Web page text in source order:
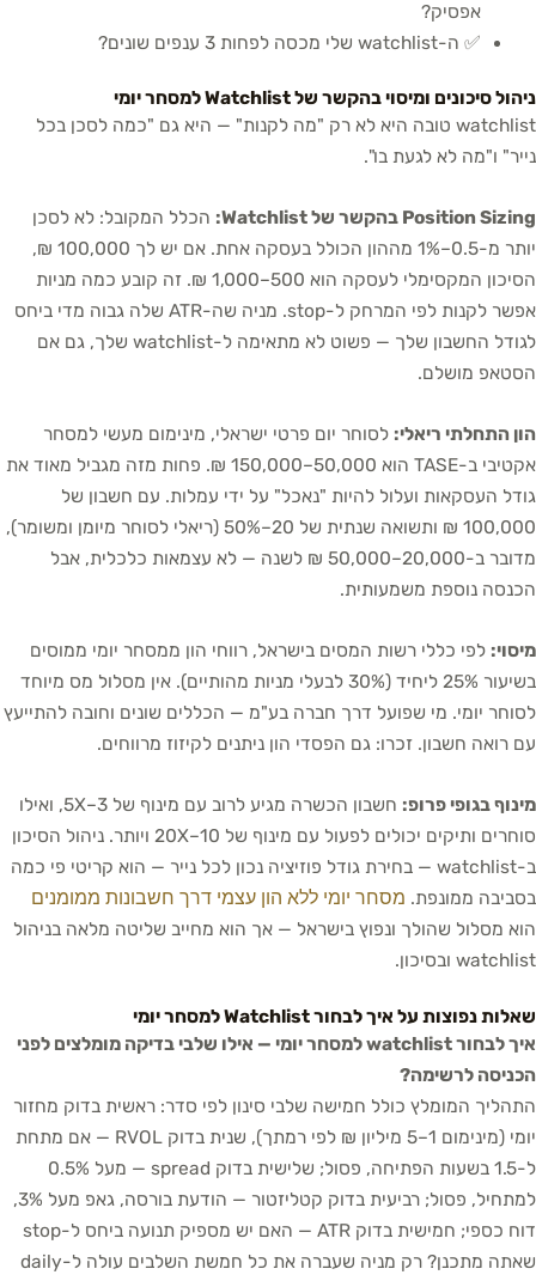
אפסיק?
✅ ה-watchlist שלי מכסה לפחות 3 ענפים שונים?
ניהול סיכונים ומיסוי בהקשר של Watchlist למסחר יומי
watchlist טובה היא לא רק "מה לקנות" — היא גם "כמה לסכן בכל
נייר" ו"מה לא לגעת בו".
Position Sizing בהקשר של Watchlist:
הכלל המקובל: לא לסכן
יותר מ-0.5–1% מההון הכולל בעסקה אחת. אם יש לך 100,000 ₪,
הסיכון המקסימלי לעסקה הוא 500–1,000 ₪. זה קובע כמה מניות
אפשר לקנות לפי המרחק ל-stop. מניה שה-ATR שלה גבוה מדי ביחס
לגודל החשבון שלך — פשוט לא מתאימה ל-watchlist שלך, גם אם
הסטאפ מושלם.
הון התחלתי ריאלי: לסוחר יום פרטי ישראלי, מינימום מעשי למסחר
אקטיבי ב-TASE הוא 50,000–150,000 ₪. פחות מזה מגביל מאוד את
גודל העסקאות ועלול להיות "נאכל" על ידי עמלות. עם חשבון של
100,000 ₪ ותשואה שנתית של 20–50% (ריאלי לסוחר מיומן ומשומר),
מדובר ב-20,000–50,000 ₪ לשנה — לא עצמאות כלכלית, אבל
הכנסה נוספת משמעותית.
מיסוי: לפי כללי רשות המסים בישראל, רווחי הון ממסחר יומי ממוסים
בשיעור 25% ליחיד (30% לבעלי מניות מהותיים). אין מסלול מס מיוחד
לסוחר יומי. מי שפועל דרך חברה בע"מ — הכללים שונים וחובה להתייעץ
עם רואה חשבון. זכרו: גם הפסדי הון ניתנים לקיזוז מרווחים.
מינוף בגופי פרופ:
חשבון הכשרה מגיע לרוב עם מינוף של 3–5X, ואילו
סוחרים ותיקים יכולים לפעול עם מינוף של 10–20X ויותר. ניהול הסיכון
ב-watchlist — בחירת גודל פוזיציה נכון לכל נייר — הוא קריטי פי כמה
בסביבה ממונפת. מסחר יומי ללא הון עצמי דרך חשבונות ממומנים
הוא מסלול שהולך ונפוץ בישראל — אך הוא מחייב שליטה מלאה בניהול
watchlist ובסיכון.
שאלות נפוצות על איך לבחור Watchlist למסחר יומי
איך לבחור watchlist למסחר יומי — אילו שלבי בדיקה מומלצים לפני
הכניסה לרשימה?
התהליך המומלץ כולל חמישה שלבי סינון לפי סדר: ראשית בדוק מחזור
יומי (מינימום 1–5 מיליון ₪ לפי רמתך), שנית בדוק RVOL — אם מתחת
ל-1.5 בשעות הפתיחה, פסול; שלישית בדוק spread — מעל 0.5%
למתחיל, פסול; רביעית בדוק קטליזטור — הודעת בורסה, גאפ מעל 3%,
דוח כספי; חמישית בדוק ATR — האם יש מספיק תנועה ביחס ל-stop
שאתה מתכנן? רק מניה שעברה את כל חמשת השלבים עולה ל-daily